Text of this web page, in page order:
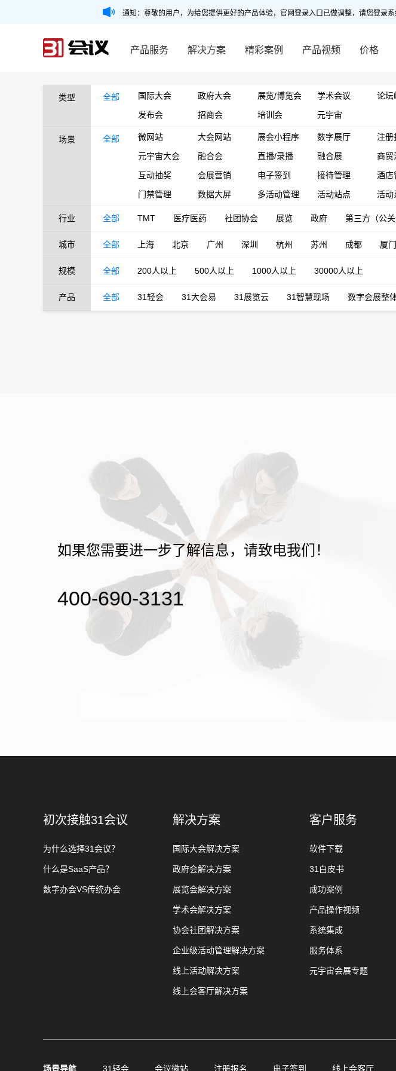
通知：尊敬的用户，为给您提供更好的产品体验，官网登录入口已做调整，请您登录
产品服务 解决方案 精彩案例 产品视频 价格
类型 全部 国际大会 政府大会 展览/博览会 学术会议 论坛
发布会
招商会 培训会 元宇宙
场景 全部 微网站 大会网站 展会小程序 数字展厅 注册
元宇宙大会
融合会 直播/录播 融合展 商贸
互动抽奖
会展营销 电子签到 接待管理 酒店
门禁管理
数据大屏 多活动管理 活动站点 活动
行业 全部 TMT 医疗医药 社团协会 展览 政府 第三方（公关
城市 全部 上海 北京 广州 深圳 杭州 苏州 成都 厦门
规模 全部 200人以上 500人以上 1000人以上 30000人以上
产品 全部 31轻会 31大会易 31展览云 31智慧现场 数字会展整
如果您需要进一步了解信息，请致电我们！
400-690-3131
初次接触31会议
为什么选择31会议？
什么是SaaS产品？
数字办会VS传统办会
解决方案
国际大会解决方案
政府会解决方案
展览会解决方案
学术会解决方案
协会社团解决方案
企业级活动管理解决方案
线上活动解决方案
线上会客厅解决方案
客户服务
软件下载
31白皮书
成功案例
产品操作视频
系统集成
服务体系
元宇宙会展专题
场景导航 31轻会 会议微站 注册报名 电子签到 线上会客厅